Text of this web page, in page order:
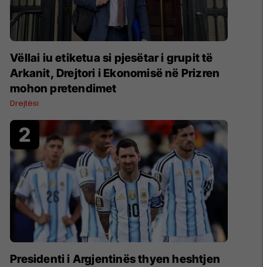
Vëllai iu etiketua si pjesëtar i grupit të
Arkanit, Drejtori i Ekonomisë në Prizren
mohon pretendimet
Drejtësi
Presidenti i Argjentinës thyen heshtjen